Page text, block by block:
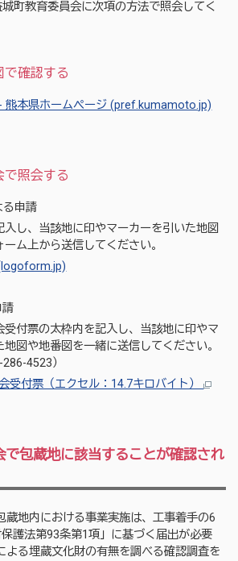
町教育委員会に次項の方法で照会してく
で確認する
熊本県ホームページ (pref.kumamoto.jp)
で照会する
申請
し、当該地に印やマーカーを引いた地図
ーム上から送信してください。
請
付票の太枠内を記入し、当該地に印やマ
図や地番図を一緒に送信してください。
286-4523）
受付票（エクセル：14.7キロバイト）
で包蔵地に該当することが確認され
地内における事業実施は、工事着手の6
護法第93条第1項」に基づく届出が必要
よる埋蔵文化財の有無を調べる確認調査を